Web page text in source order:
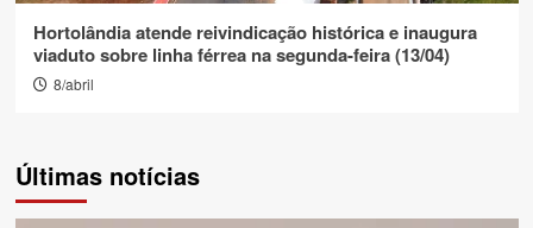
Hortolândia atende reivindicação histórica e inaugura
viaduto sobre linha férrea na segunda-feira (13/04)
8/abril
Últimas notícias